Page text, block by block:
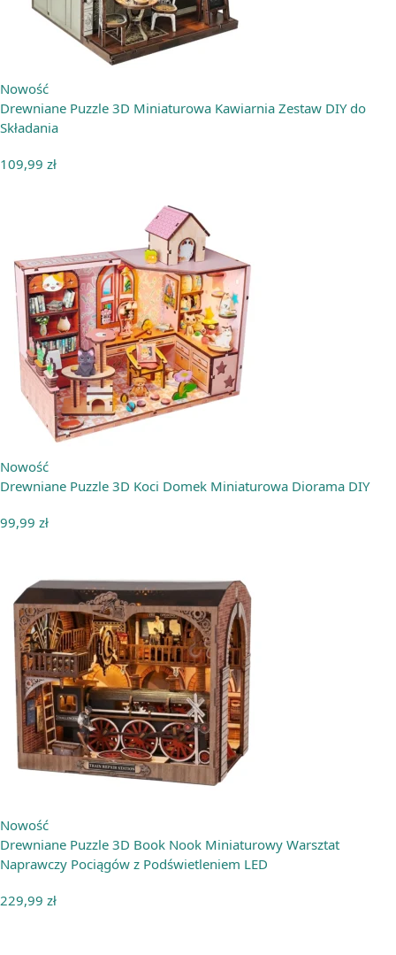
Nowość
Drewniane Puzzle 3D Miniaturowa Kawiarnia Zestaw DIY do
Składania
109,99 zł
Nowość
Drewniane Puzzle 3D Koci Domek Miniaturowa Diorama DIY
99,99 zł
Nowość
Drewniane Puzzle 3D Book Nook Miniaturowy Warsztat
Naprawczy Pociągów z Podświetleniem LED
229,99 zł